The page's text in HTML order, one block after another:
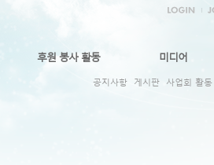
후원 봉사 활동 미디어
공지사항 게시판 사업회 활동